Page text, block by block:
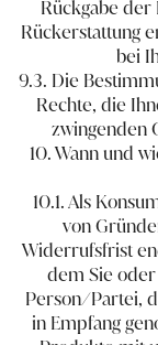
Rückgabe
Rückerstattung
bei
9.3. Die
Rechte, die
zwingenden
10. Wann und
10.1. Als
von
Widerrufsfrist
dem Sie
Person/Partei,
in Empfang